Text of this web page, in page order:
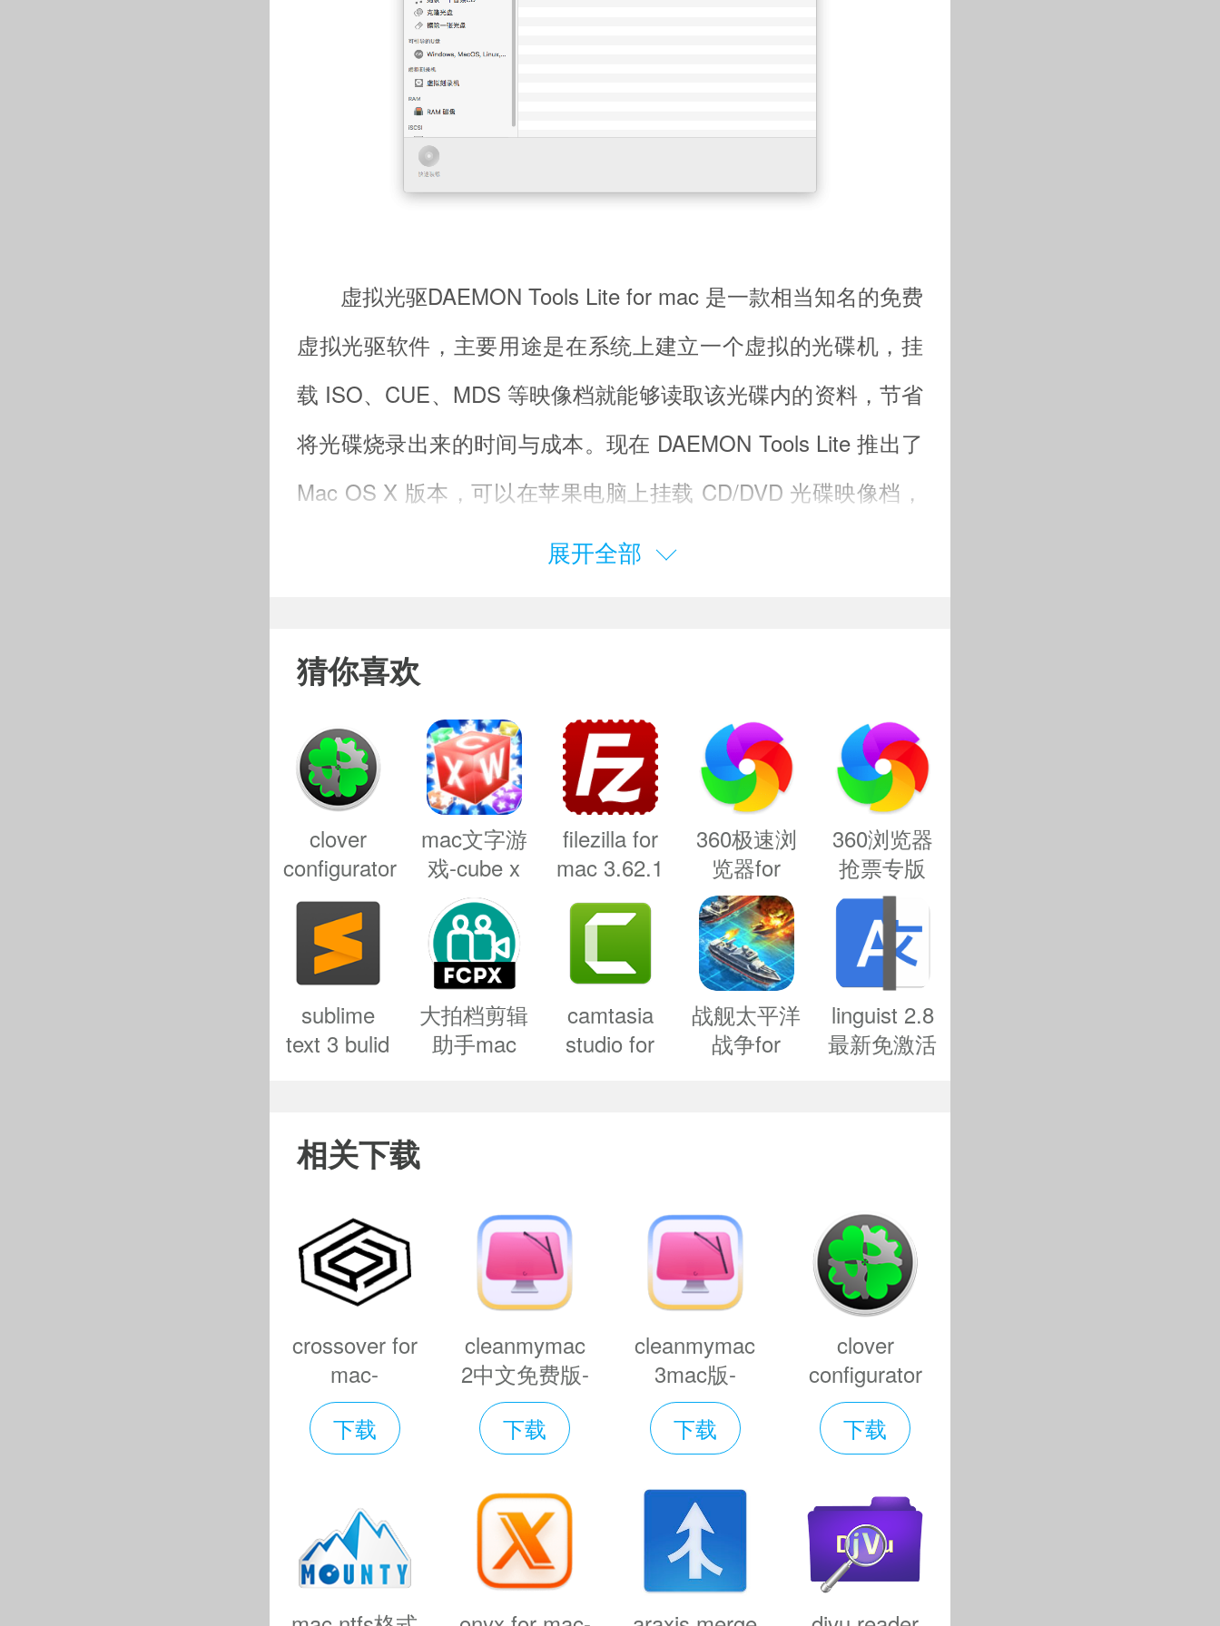
虚拟光驱DAEMON Tools Lite for mac 是一款相当知名的免费
虚拟光驱软件，主要用途是在系统上建立一个虚拟的光碟机，挂
载 ISO、CUE、MDS 等映像档就能够读取该光碟内的资料，节省
将光碟烧录出来的时间与成本。现在 DAEMON Tools Lite 推出了
Mac OS X 版本，可以在苹果电脑上挂载 CD/DVD 光碟映像档，
目前仍在 beta 版，需要的话可以下载试用。
三种报错：(出现报错请大家务必一步一步耐心仔细看完下面的内
容！！！)
XX软件已损坏，无法打开，你应该将它移到废纸篓
打不开XX软件，因为它来自身份不明的开发者
打不开XX软件，因为Apple无法检查其是否包含恶意软件
当你遇到上述问题的时候：
1、首先这样设置试试：开启任何来源
到这里一般情况下应用都可以运行了。
令行代码来绕过应用签名认证。
2、执行命令绕过苹果的公证Gatekeeper：
Mac打开应用提示
已损坏怎么办 Mac安装软件时提示已损坏怎么办
以上操作如果还不能解决，那就需要关闭SIP系统完整性保护
才可以了。
3、关闭SIP系统完整性保护：
Mac怎么关闭SIP系统完整性
软件特色
智能加载和镜像软件，装载所有类型的映像文件和虚拟硬
盘，收集整理智能的最爱文件，可在DAEMON Tools和多种移动
展开全部
猜你喜欢
clover
configurator
下载-clover
configurator
mac版下载
v5.23.1.0
中文版
mac文字游
戏-cube x
words for
mac下载
v1.1
filezilla for
mac 3.62.1
经典ftp软
件
360极速浏
览器for
mac-360极
速浏览器
mac版下载
v12.2.1662.0
360浏览器
抢票专版
for mac-
360浏览器
抢票版mac
版下载
v1.0.1090.0
sublime
text 3 bulid
text 3 bulid
for mac下
v4.0.0.4138
大拍档剪辑
助手mac
camtasia
studio for
战舰太平洋
战争for
linguist 2.8
最新免激活
相关下载
crossover for
mac-
crossover
mac版下载
v22.0.0.35485
下载
cleanmymac
2中文免费版-
cleanmymac
2中文版下载
v4.11正式版
下载
cleanmymac
3mac版-
cleanmymac
3 for mac下
载 v4.11
下载
clover
configurator
下载-clover
configurator
mac版下载
v5.23.1.0中文
版
下载